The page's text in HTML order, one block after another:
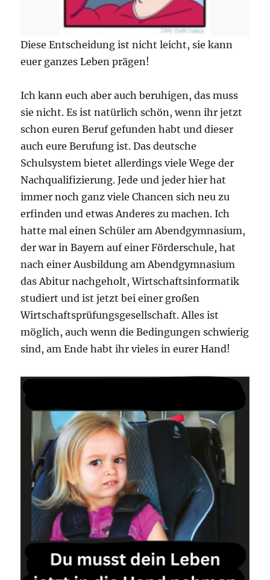
Diese Entscheidung ist nicht leicht, sie kann
euer ganzes Leben prägen!
Ich kann euch aber auch beruhigen, das muss
sie nicht. Es ist natürlich schön, wenn ihr jetzt
schon euren Beruf gefunden habt und dieser
auch eure Berufung ist. Das deutsche
Schulsystem bietet allerdings viele Wege der
Nachqualifizierung. Jede und jeder hier hat
immer noch ganz viele Chancen sich neu zu
erfinden und etwas Anderes zu machen. Ich
hatte mal einen Schüler am Abendgymnasium,
der war in Bayern auf einer Förderschule, hat
nach einer Ausbildung am Abendgymnasium
das Abitur nachgeholt, Wirtschaftsinformatik
studiert und ist jetzt bei einer großen
Wirtschaftsprüfungsgesellschaft. Alles ist
möglich, auch wenn die Bedingungen schwierig
sind, am Ende habt ihr vieles in eurer Hand!